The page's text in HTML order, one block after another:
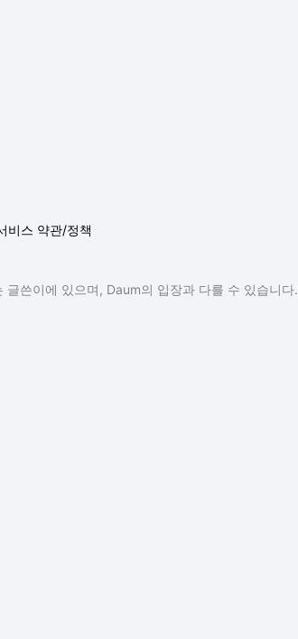
비스 약관/정책
쓴이에 있으며, Daum의 입장과 다를 수 있습니다.